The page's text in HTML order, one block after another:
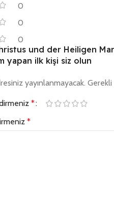
0
0
0
und der Heiligen
yapan ilk kişi siz olun
yayınlanmayacak.
*
*